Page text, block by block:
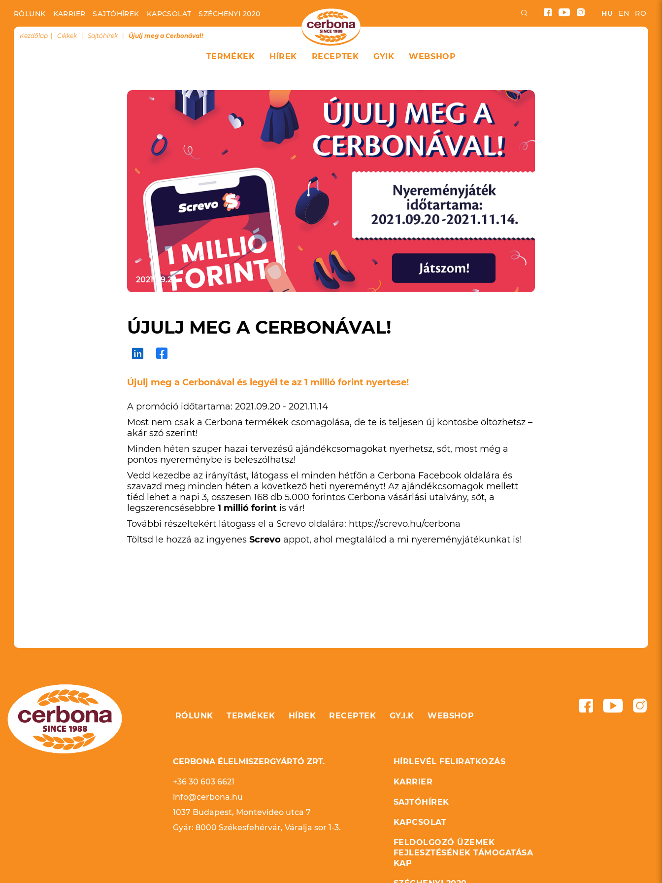
RÓLUNK KARRIER SAJTÓHÍREK KAPCSOLAT SZÉCHENYI 2020 HU EN RO
TERMÉKEK HÍREK RECEPTEK GYIK WEBSHOP
Kezdőlap Cikkek Sajtóhírek Újulj meg a Cerbonával!
2021.09.22
ÚJULJ MEG A CERBONÁVAL!
Újulj meg a Cerbonával és legyél te az 1 millió forint nyertese!
A promóció időtartama: 2021.09.20 - 2021.11.14
Most nem csak a Cerbona termékek csomagolása, de te is teljesen új köntösbe öltözhetsz –
akár szó szerint!
Minden héten szuper hazai tervezésű ajándékcsomagokat nyerhetsz, sőt, most még a
pontos nyereménybe is beleszólhatsz!
Vedd kezedbe az irányítást, látogass el minden hétfőn a Cerbona Facebook oldalára és
szavazd meg minden héten a következő heti nyereményt! Az ajándékcsomagok mellett
tiéd lehet a napi 3, összesen 168 db 5.000 forintos Cerbona vásárlási utalvány, sőt, a
legszerencsésebbre 1 millió forintis vár!
További részeltekért látogass el a Screvo oldalára: https://screvo.hu/cerbona
Töltsd le hozzá az ingyenes Screvoappot, ahol megtalálod a mi nyereményjátékunkat is!
RÓLUNK TERMÉKEK HÍREK RECEPTEK GY.I.K WEBSHOP
CERBONA ÉLELMISZERGYÁRTÓ ZRT.
+36 30 603 6621
info@cerbona.hu
1037 Budapest, Montevideo utca 7
Gyár: 8000 Székesfehérvár, Váralja sor 1-3.
HÍRLEVÉL FELIRATKOZÁS
KARRIER
SAJTÓHÍREK
KAPCSOLAT
FELDOLGOZÓ ÜZEMEK
FEJLESZTÉSÉNEK TÁMOGATÁSA
KAP